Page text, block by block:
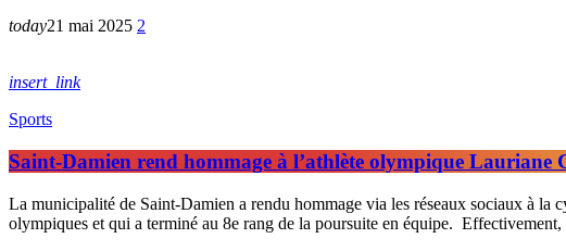
today21 mai 2025 2
insert_link
Sports
Saint-Damien rend hommage à l’athlète olympique Lauriane
La municipalité de Saint-Damien a rendu hommage via les réseaux sociaux à la
olympiques et qui a terminé au 8e rang de la poursuite en équipe.